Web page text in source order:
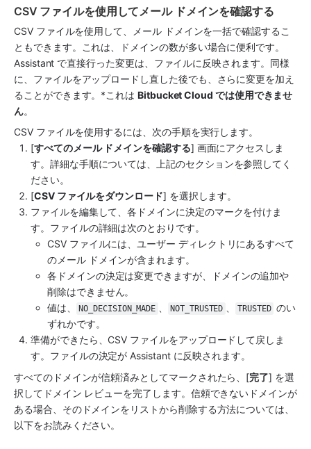
CSV ファイルを使用してメール ドメインを確認する
CSV ファイルを使用して、メール ドメインを一括で確認するこ
ともできます。これは、ドメインの数が多い場合に便利です。
Assistant で直接行った変更は、ファイルに反映されます。同様
に、ファイルをアップロードし直した後でも、さらに変更を加え
ることができます。*これは Bitbucket Cloud では使用できませ
ん。
CSV ファイルを使用するには、次の手順を実行します。
[すべてのメール ドメインを確認する] 画面にアクセスしま
す。詳細な手順については、上記のセクションを参照してく
ださい。
[CSV ファイルをダウンロード] を選択します。
ファイルを編集して、各ドメインに決定のマークを付けま
す。ファイルの詳細は次のとおりです。
CSV ファイルには、ユーザー ディレクトリにあるすべて
のメール ドメインが含まれます。
各ドメインの決定は変更できますが、ドメインの追加や
削除はできません。
値は、
NO_DECISION_MADE 、 NOT_TRUSTED 、 TRUSTED のい
ずれかです。
準備ができたら、CSV ファイルをアップロードして戻しま
す。ファイルの決定が Assistant に反映されます。
すべてのドメインが信頼済みとしてマークされたら、[完了] を選
択してドメイン レビューを完了します。信頼できないドメインが
ある場合、そのドメインをリストから削除する方法については、
以下をお読みください。